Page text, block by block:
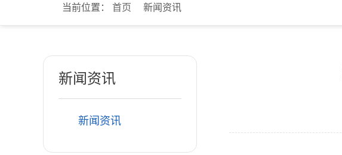
当前位置： 首页 新闻资讯
新闻资讯
新闻资讯